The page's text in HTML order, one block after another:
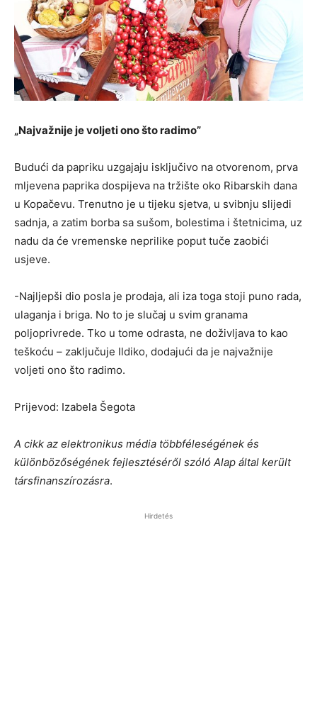
„Najvažnije je voljeti ono što radimo”
Budući da papriku uzgajaju isključivo na otvorenom, prva
mljevena paprika dospijeva na tržište oko Ribarskih dana
u Kopačevu. Trenutno je u tijeku sjetva, u svibnju slijedi
sadnja, a zatim borba sa sušom, bolestima i štetnicima, uz
nadu da će vremenske neprilike poput tuče zaobići
usjeve.
-Najljepši dio posla je prodaja, ali iza toga stoji puno rada,
ulaganja i briga. No to je slučaj u svim granama
poljoprivrede. Tko u tome odrasta, ne doživljava to kao
teškoću – zaključuje Ildiko, dodajući da je najvažnije
voljeti ono što radimo.
Prijevod: Izabela Šegota
A cikk az elektronikus média többféleségének és
különbözőségének fejlesztéséről szóló Alap által került
társfinanszírozásra.
Hirdetés